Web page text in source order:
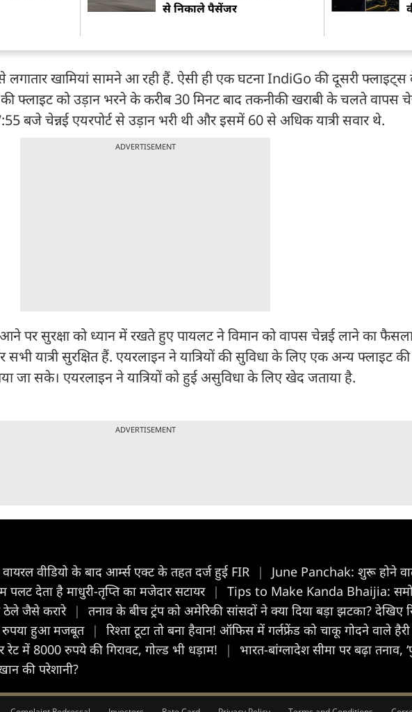
से निकाले पैसेंजर
खामियां सामने आ रही हैं. ऐसी ही एक घटना IndiGo की दूसरी
फ्लाइट को उड़ान भरने के करीब 30 मिनट बाद तकनीकी खराबी के चलते वापस
बजे चेन्नई एयरपोर्ट से उड़ान भरी थी और इसमें 60 से अधिक यात्री सवार थे.
ADVERTISEMENT
पर सुरक्षा को ध्यान में रखते हुए पायलट ने विमान को वापस चेन्नई लाने का
यात्री सुरक्षित हैं. एयरलाइन ने यात्रियों की सुविधा के लिए एक अन्य फ्लाइट
जा सके। एयरलाइन ने यात्रियों को हुई असुविधा के लिए खेद जताया है.
ADVERTISEMENT
वीडियो के बाद आर्म्स एक्ट के तहत दर्ज हुई FIR | June Panchak: शुरू होने
देता है माधुरी-तृप्ति का मजेदार सटायर |
Tips to Make Kanda Bhaijia:
ठेले जैसे करारे | तनाव के बीच ट्रंप को अमेरिकी सांसदों ने क्या दिया बड़ा झटका? देखिए
रुपया हुआ मजबूत | रिश्ता टूटा तो बना हैवान! ऑफिस में गर्लफ्रेंड को चाकू गोदने वाले
में 8000 रुपये की गिरावट, गोल्‍ड भी धड़ाम!
| भारत-बांग्लादेश सीमा पर बढ़ा तनाव,
की परेशानी?